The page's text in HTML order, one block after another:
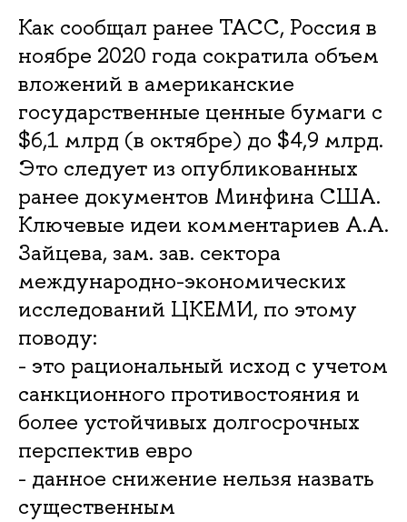
Как сообщал ранее ТАСС, Россия в
ноябре 2020 года сократила объем
вложений в американские
государственные ценные бумаги с
$6,1 млрд (в октябре) до $4,9 млрд.
Это следует из опубликованных
ранее документов Минфина США.
Ключевые идеи комментариев А.А.
Зайцева, зам. зав. сектора
международно-экономических
исследований ЦКЕМИ, по этому
поводу:
- это рациональный исход с учетом
санкционного противостояния и
более устойчивых долгосрочных
перспектив евро
- данное снижение нельзя назвать
существенным